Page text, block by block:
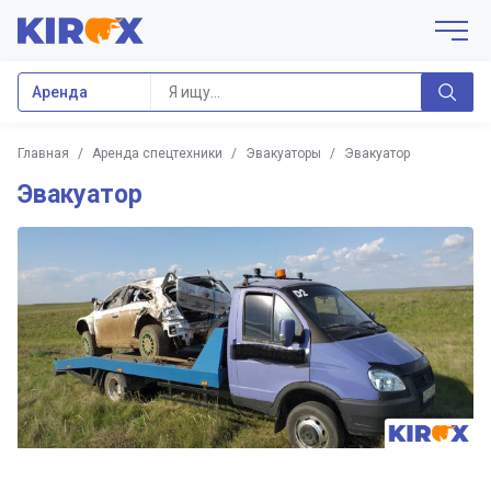
Аренда
Главная / Аренда спецтехники / Эвакуаторы / Эвакуатор
Эвакуатор